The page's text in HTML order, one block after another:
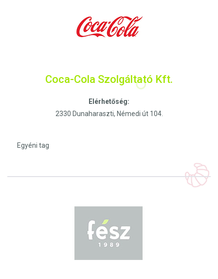
Coca-Cola Szolgáltató Kft.
Elérhetőség:
2330 Dunaharaszti, Némedi út 104.
Egyéni tag